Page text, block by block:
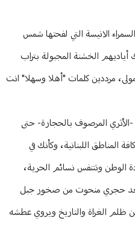
الانيسة التي لفحتها شمس
الخشنة المجبولة بتراب
مرددين كلمات "أهلا وسهلا" انت
المرصوف بالحجارة- حتى
المناطق اللبنانية، وكأنك في
الوطن وتتنفس نسائم الحرية،
حجري منحوت من صخور جبل
ظلم الغزاة والتاريخ ويروي عطشه